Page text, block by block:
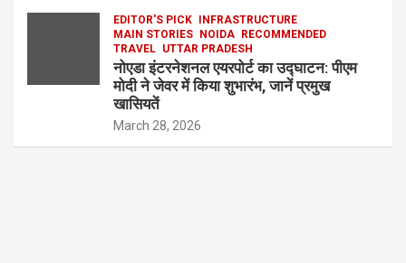
EDITOR'S PICK
INFRASTRUCTURE
MAIN STORIES
NOIDA
RECOMMENDED
TRAVEL UTTAR PRADESH
नोएडा इंटरनेशनल एयरपोर्ट का उद्घाटन: पीएम
मोदी ने जेवर में किया शुभारंभ, जानें प्रमुख
खासियतें
March 28, 2026